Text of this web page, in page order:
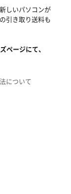
しいパソコンが
引き取り送料も
ページにて、
について